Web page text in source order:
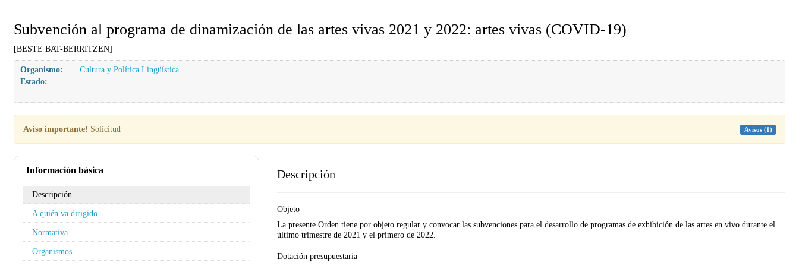
Subvención al programa de dinamización de las artes vivas 2021 y 2022: artes vivas (COVID-19)
[BESTE BAT-BERRITZEN]
Organismo:
Cultura y Política Lingüística
Estado:
Aviso importante! Solicitud Avisos (1)
Información básica
Descripción
A quién va dirigido
Normativa
Organismos
Descripción
Objeto
La presente Orden tiene por objeto regular y convocar las subvenciones para el desarrollo de programas de exhibición de las artes en vivo durante el
último trimestre de 2021 y el primero de 2022.
Dotación presupuestaria